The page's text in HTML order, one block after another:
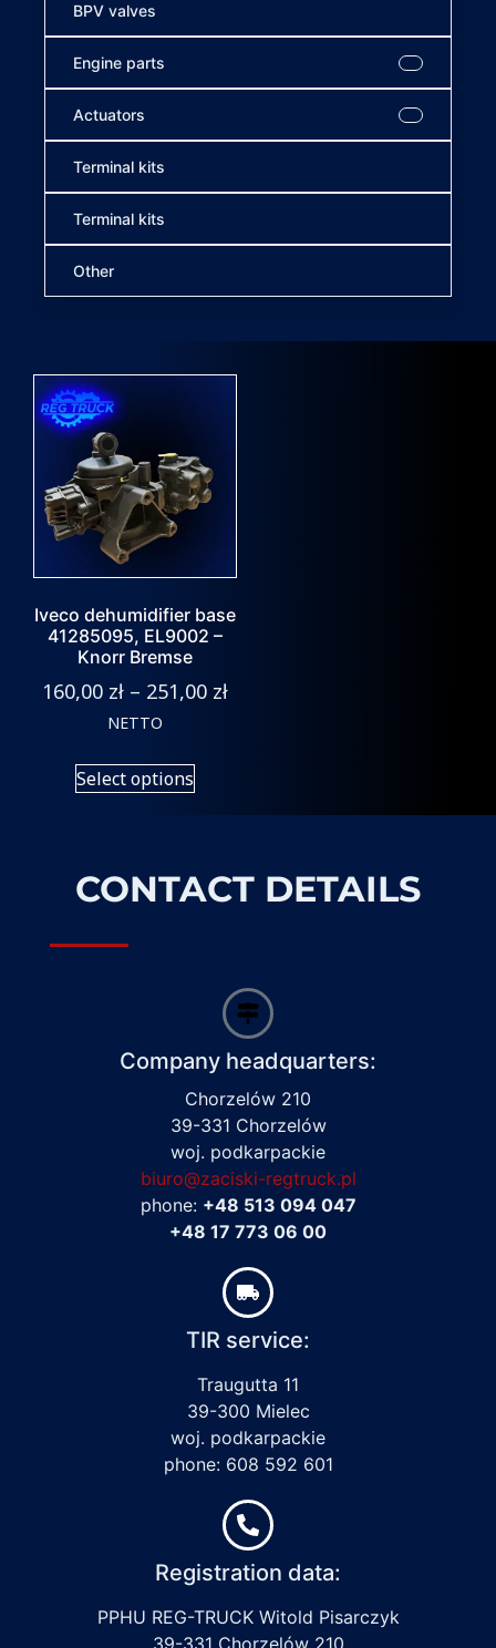
BPV valves
Engine parts
Actuators
Terminal kits
Terminal kits
Other
Iveco dehumidifier base
41285095, EL9002 –
Knorr Bremse
160,00 zł – 251,00 zł
NETTO
Select options
CONTACT DETAILS
Company headquarters:
Chorzelów 210
39-331 Chorzelów
woj. podkarpackie
biuro@zaciski-regtruck.pl
phone: +48 513 094 047
+48 17 773 06 00
TIR service:
Traugutta 11
39-300 Mielec
woj. podkarpackie
phone: 608 592 601
Registration data:
PPHU REG-TRUCK Witold Pisarczyk
39-331 Chorzelów 210